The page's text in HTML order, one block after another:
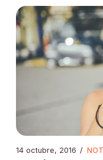
14 octubre, 2016 /